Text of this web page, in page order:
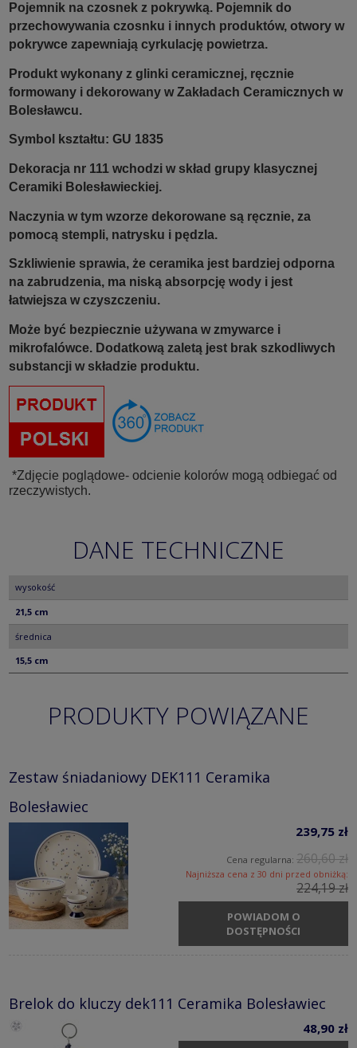
Pojemnik na czosnek z pokrywką. Pojemnik do
przechowywania czosnku i innych produktów, otwory w
pokrywce zapewniają cyrkulację powietrza.
Produkt wykonany z glinki ceramicznej, ręcznie
formowany i dekorowany w Zakładach Ceramicznych w
Bolesławcu.
Symbol kształtu: GU 1835
Dekoracja nr 111 wchodzi w skład grupy klasycznej
Ceramiki Bolesławieckiej.
Naczynia w tym wzorze dekorowane są ręcznie, za
pomocą stempli, natrysku i pędzla.
Szkliwienie sprawia, że ceramika jest bardziej odporna
na zabrudzenia, ma niską absorpcję wody i jest
łatwiejsza w czyszczeniu.
Może być bezpiecznie używana w zmywarce i
mikrofalówce. Dodatkową zaletą jest brak szkodliwych
substancji w składzie produktu.
*Zdjęcie poglądowe- odcienie kolorów mogą odbiegać od
rzeczywistych.
DANE TECHNICZNE
wysokość
21,5 cm
średnica
15,5 cm
PRODUKTY POWIĄZANE
Zestaw śniadaniowy DEK111 Ceramika
Bolesławiec
239,75 zł
Cena regularna: 260,60 zł
Najniższa cena z 30 dni przed obniżką:
224,19 zł
POWIADOM O
DOSTĘPNOŚCI
Brelok do kluczy dek111 Ceramika Bolesławiec
48,90 zł